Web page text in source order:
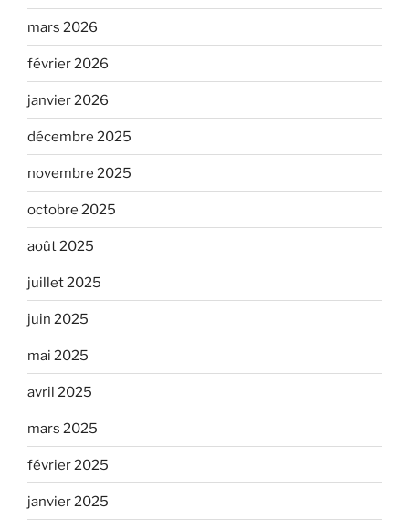
mars 2026
février 2026
janvier 2026
décembre 2025
novembre 2025
octobre 2025
août 2025
juillet 2025
juin 2025
mai 2025
avril 2025
mars 2025
février 2025
janvier 2025